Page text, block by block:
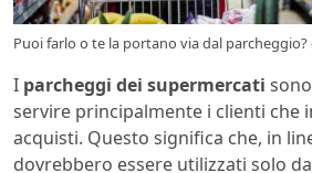
Puoi farlo o te la portano via dal
I parcheggi dei supermercati
servire principalmente i clienti che
acquisti. Questo significa che, in
dovrebbero essere utilizzati solo